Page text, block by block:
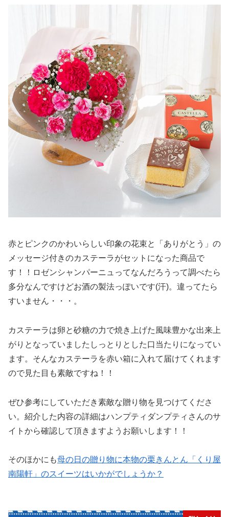
赤とピンクのかわいらしい印象の花束と「ありがとう」の
メッセージ付きのカステーラがセットになった商品で
す！！ロゼンシャンパーニュってなんだろうって調べたら
多分なんですけどお酒の製法っぽいです(汗)。違ってたら
すいません・・・。
カステーラは卵と砂糖の力で焼き上げた風味豊かな出来上
がりとなっていましたしっとりとした口当たりになってい
ます。そんなカステーラを赤い箱に入れて届けてくれます
ので見た目も素敵ですね！！
ぜひ参考にしていただき素敵な贈り物を見つけてくださ
い。紹介した内容の詳細はハンプティダンプティさんのサ
イトから確認して頂きますようお願いします！！
そのほかにも母の日の贈り物に本物の栗きんとん「くり屋
南陽軒」のスイーツはいかがでしょうか？